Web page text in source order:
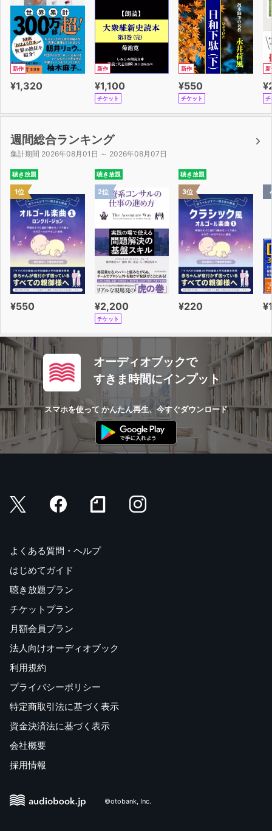
新作
¥1,320
新作
¥1,100
チケット
新作
¥550
チケット
新
チ
週間総合ランキング
集計期間 2026年08月01日 ～ 2026年08月07日
聴き放題
1位
¥550
聴き放題
2位
¥2,200
チケット
聴き放題
3位
¥220
オーディオブックで
すきま時間にインプット
スマホを使って かんたん再生、今すぐダウンロード
よくある質問・ヘルプ
はじめてガイド
聴き放題プラン
チケットプラン
月額会員プラン
法人向けオーディオブック
利用規約
プライバシーポリシー
特定商取引法に基づく表示
資金決済法に基づく表示
会社概要
採用情報
©otobank, Inc.